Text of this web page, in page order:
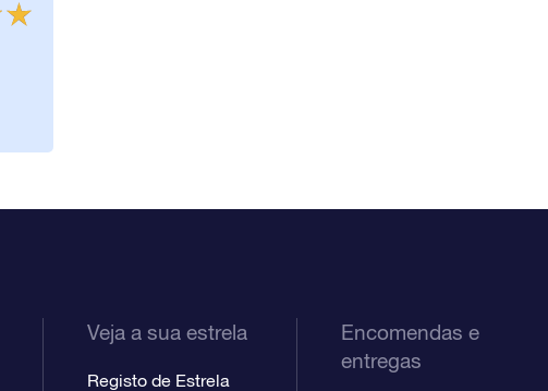
Veja a sua estrela
Registo de Estrela
Encomendas e
entregas